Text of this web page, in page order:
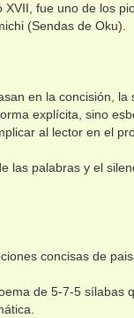
XVII, fue uno de los
(Sendas de Oku).
en la concisión,
explícita, sino
al lector en el
las palabras y el
concisas de
de 5-7-5